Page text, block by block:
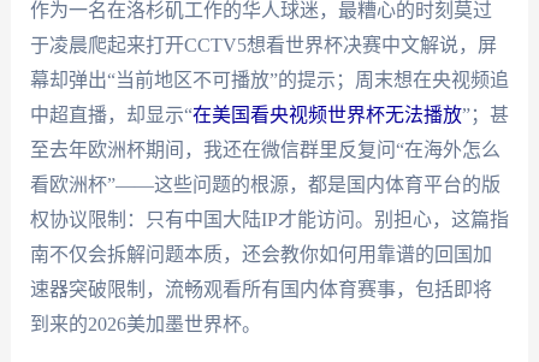
作为一名在洛杉矶工作的华人球迷，最糟心的时刻莫过
于凌晨爬起来打开CCTV5想看世界杯决赛中文解说，屏
幕却弹出“当前地区不可播放”的提示；周末想在央视频追
中超直播，却显示“在美国看央视频世界杯无法播放”；甚
至去年欧洲杯期间，我还在微信群里反复问“在海外怎么
看欧洲杯”——这些问题的根源，都是国内体育平台的版
权协议限制：只有中国大陆IP才能访问。别担心，这篇指
南不仅会拆解问题本质，还会教你如何用靠谱的回国加
速器突破限制，流畅观看所有国内体育赛事，包括即将
到来的2026美加墨世界杯。